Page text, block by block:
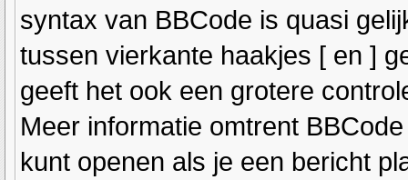
syntax van BBCode is quasi
tussen vierkante haakjes [ en ]
geeft het ook een grotere
Meer informatie omtrent
kunt openen als je een bericht